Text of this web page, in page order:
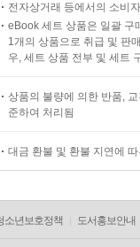
전자상거래 등에서의 소비
eBook 세트 상품은 일괄 구
1개의 상품으로 취급 및 판
우, 세트 상품 전부 및 세트
상품의 불량에 의한 반품,
준하여 처리됨
대금 환불 및 환불 지연에
소년보호정책 도서홍보안내